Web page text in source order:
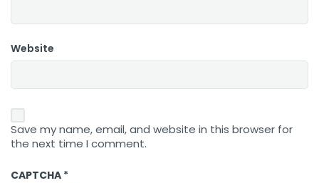
Website
Save my name, email, and website in this browser for
the next time I comment.
CAPTCHA *